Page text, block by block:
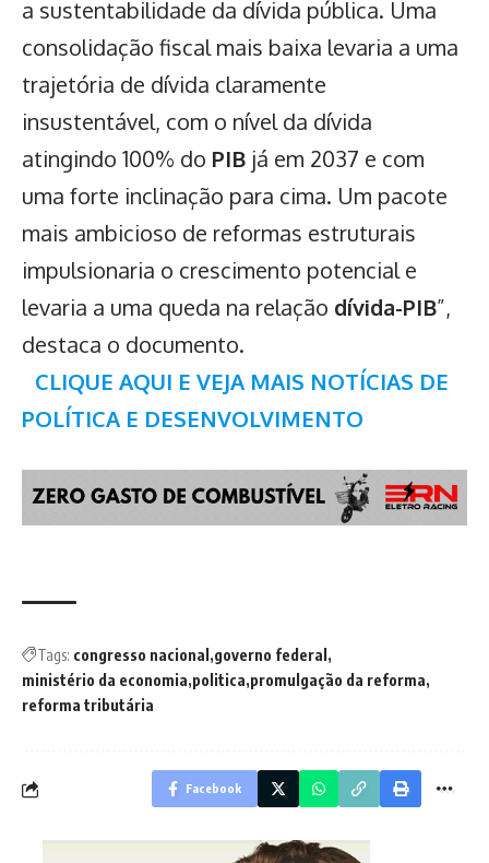
a sustentabilidade da dívida pública. Uma
consolidação fiscal mais baixa levaria a uma
trajetória de dívida claramente
insustentável, com o nível da dívida
atingindo 100% do PIB já em 2037 e com
uma forte inclinação para cima. Um pacote
mais ambicioso de reformas estruturais
impulsionaria o crescimento potencial e
levaria a uma queda na relação dívida-PIB”,
destaca o documento.
CLIQUE AQUI E VEJA MAIS NOTÍCIAS DE
POLÍTICA E DESENVOLVIMENTO
Tags: congresso nacional governo federal
ministério da economia politica promulgação da reforma
reforma tributária
Facebook